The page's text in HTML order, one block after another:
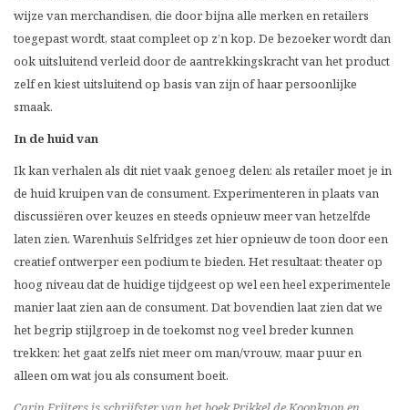
wijze van merchandisen, die door bijna alle merken en retailers
toegepast wordt, staat compleet op z’n kop. De bezoeker wordt dan
ook uitsluitend verleid door de aantrekkingskracht van het product
zelf en kiest uitsluitend op basis van zijn of haar persoonlijke
smaak.
In de huid van
Ik kan verhalen als dit niet vaak genoeg delen: als retailer moet je in
de huid kruipen van de consument. Experimenteren in plaats van
discussiëren over keuzes en steeds opnieuw meer van hetzelfde
laten zien. Warenhuis Selfridges zet hier opnieuw de toon door een
creatief ontwerper een podium te bieden. Het resultaat: theater op
hoog niveau dat de huidige tijdgeest op wel een heel experimentele
manier laat zien aan de consument. Dat bovendien laat zien dat we
het begrip stijlgroep in de toekomst nog veel breder kunnen
trekken: het gaat zelfs niet meer om man/vrouw, maar puur en
alleen om wat jou als consument boeit.